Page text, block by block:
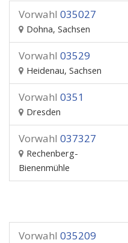
Vorwahl 035027
Dohna, Sachsen
Vorwahl 03529
Heidenau, Sachsen
Vorwahl 0351
Dresden
Vorwahl 037327
Rechenberg-
Bienenmühle
Vorwahl 035209